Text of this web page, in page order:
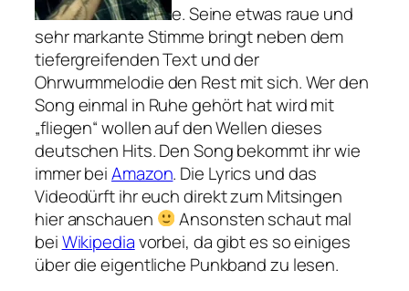
e. Seine etwas raue und
sehr markante Stimme bringt neben dem
tiefergreifenden Text und der
Ohrwurmmelodie den Rest mit sich. Wer den
Song einmal in Ruhe gehört hat wird mit
„fliegen“ wollen auf den Wellen dieses
deutschen Hits. Den Song bekommt ihr wie
immer beiAmazon. Die Lyrics und das
Videodürft ihr euch direkt zum Mitsingen
hier anschauen
Ansonsten schaut mal
beiWikipediavorbei, da gibt es so einiges
über die eigentliche Punkband zu lesen.